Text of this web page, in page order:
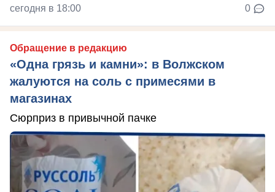
сегодня в 18:00 0
Обращение в редакцию
«Одна грязь и камни»: в Волжском
жалуются на соль с примесями в
магазинах
Сюрприз в привычной пачке